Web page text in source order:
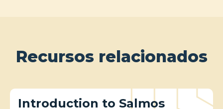
Recursos relacionados
Introduction to Salmos